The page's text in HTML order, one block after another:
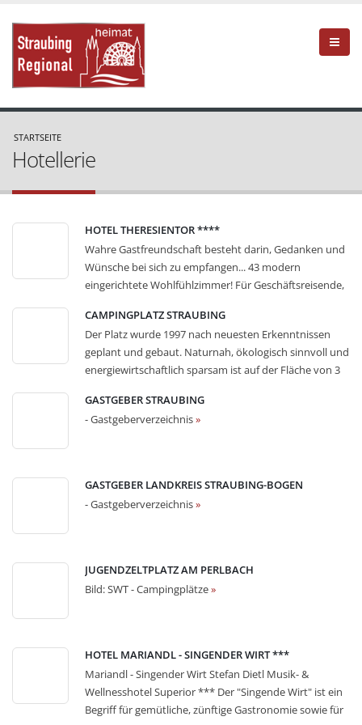
STARTSEITE
Hotellerie
HOTEL THERESIENTOR ****
Wahre Gastfreundschaft besteht darin, Gedanken und
Wünsche bei sich zu empfangen... 43 modern
eingerichtete Wohlfühlzimmer! Für Geschäftsreisende,
Ausgestattet mit Bad oder Dusche / WC, Minibar und
Klimaanlage kabelloser Internetzugang (kostenlos zu
nutzen) Zimmerkategorie De Luxe mit eigenen
Terrassen und einem traumhaften Blick über den
CAMPINGPLATZ STRAUBING
Der Platz wurde 1997 nach neuesten Erkenntnissen
geplant und gebaut. Naturnah, ökologisch sinnvoll und
energiewirtschaftlich sparsam ist auf der Fläche von 3
fügen sich Rezeption und Sanitärgebäude in die Anlage
ein. Mehr Informationen auf der Website. Bilder:
GASTGEBER STRAUBING
- Gastgeberverzeichnis»
GASTGEBER LANDKREIS STRAUBING-BOGEN
- Gastgeberverzeichnis»
JUGENDZELTPLATZ AM PERLBACH
Bild: SWT - Campingplätze»
HOTEL MARIANDL - SINGENDER WIRT ***
Mariandl - Singender Wirt Stefan Dietl Musik- &
Wellnesshotel Superior *** Der "Singende Wirt" ist ein
Begriff für gemütliche, zünftige Gastronomie sowie für